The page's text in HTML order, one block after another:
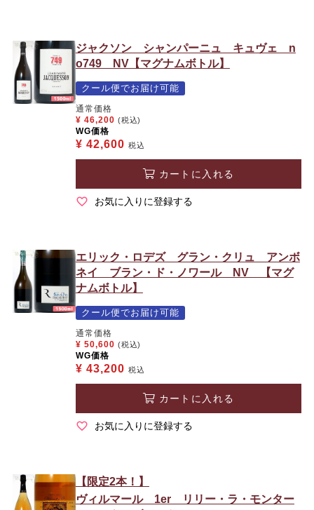
ジャクソン シャンパーニュ キュヴェ n
o749 NV【マグナムボトル】
クール便でお届け可能
通常価格
¥ 46,200 (税込)
WG価格
¥ 42,600 税込
カートに入れる
お気に入りに登録する
エリック・ロデズ グラン・クリュ アンボ
ネイ ブラン・ド・ノワール NV 【マグ
ナムボトル】
クール便でお届け可能
通常価格
¥ 50,600 (税込)
WG価格
¥ 43,200 税込
カートに入れる
お気に入りに登録する
【限定2本！】
ヴィルマール 1er リリー・ラ・モンター